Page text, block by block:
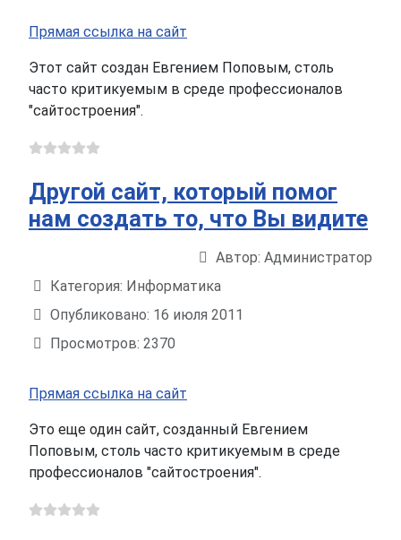
Прямая ссылка на сайт
Этот сайт создан Евгением Поповым, столь
часто критикуемым в среде профессионалов
"сайтостроения".
Другой сайт, который помог
нам создать то, что Вы видите
Автор: Администратор
Категория: Информатика
Опубликовано: 16 июля 2011
Просмотров: 2370
Прямая ссылка на сайт
Это еще один сайт, созданный Евгением
Поповым, столь часто критикуемым в среде
профессионалов "сайтостроения".